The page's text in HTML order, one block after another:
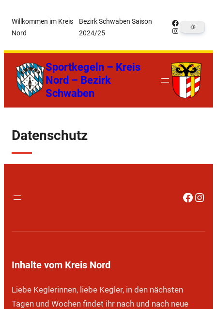
Inhalt
springen
Willkommen im Kreis
Nord
Bezirk Schwaben Saison
2024/25
Facebook
Instagram
Sportkegeln – Kreis
Nord – Bezirk
Schwaben
Datenschutz
Inhalte vom Kreis Nord
Liebe Keglerinnen, liebe Kegler, in den nächsten
Tagen und Wochen findet ihr nach und nach neue